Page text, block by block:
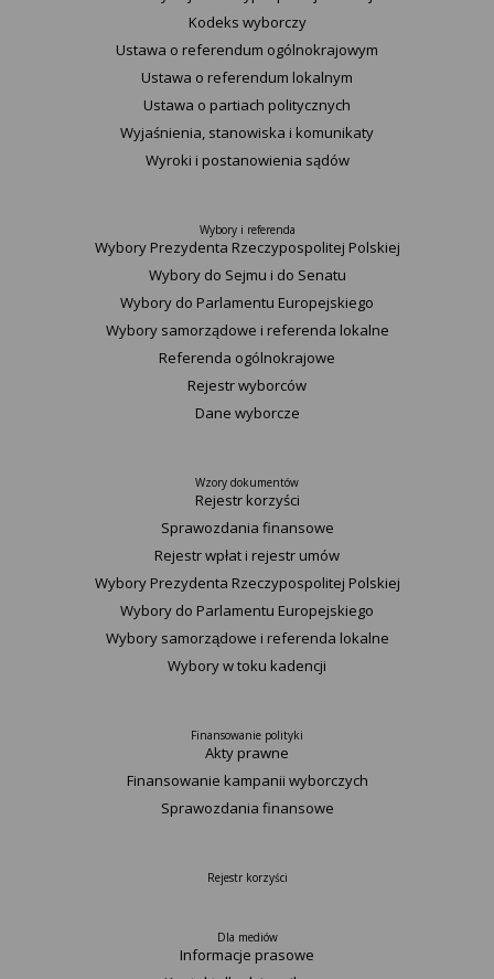
Kodeks wyborczy
Ustawa o referendum ogólnokrajowym
Ustawa o referendum lokalnym
Ustawa o partiach politycznych
Wyjaśnienia, stanowiska i komunikaty
Wyroki i postanowienia sądów
Wybory i referenda
Wybory Prezydenta Rzeczypospolitej Polskiej
Wybory do Sejmu i do Senatu
Wybory do Parlamentu Europejskiego
Wybory samorządowe i referenda lokalne
Referenda ogólnokrajowe
Rejestr wyborców
Dane wyborcze
Wzory dokumentów
Rejestr korzyści
Sprawozdania finansowe
Rejestr wpłat i rejestr umów
Wybory Prezydenta Rzeczypospolitej Polskiej
Wybory do Parlamentu Europejskiego
Wybory samorządowe i referenda lokalne
Wybory w toku kadencji
Finansowanie polityki
Akty prawne
Finansowanie kampanii wyborczych
Sprawozdania finansowe
Rejestr korzyści
Dla mediów
Informacje prasowe